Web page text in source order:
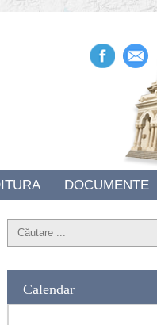
DOCUMENTE
Calendar